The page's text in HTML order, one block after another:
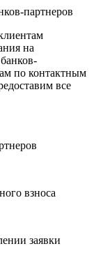
партнеров
на
по контактным
все
взноса
заявки